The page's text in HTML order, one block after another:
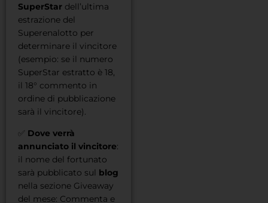
SuperStar dell’ultima
estrazione del
Superenalotto per
determinare il vincitore
(esempio: se il numero
SuperStar estratto è 18,
il 18° commento in
ordine di pubblicazione
sarà il vincitore).
Dove verrà
annunciato il vincitore:
il nome del fortunato
sarà pubblicato sul blog
nella sezione Giveaway
del mese: Commenta e